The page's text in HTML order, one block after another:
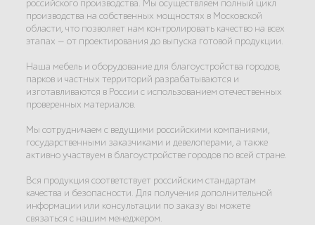
российского производства. Мы осуществляем полный цикл
производства на собственных мощностях в Московской
области, что позволяет нам контролировать качество на всех
этапах — от проектирования до выпуска готовой продукции.
Наша мебель и оборудование для благоустройства городов,
парков и частных территорий разрабатываются и
изготавливаются в России с использованием отечественных
проверенных материалов.
Мы сотрудничаем с ведущими российскими компаниями,
государственными заказчиками и девелоперами, а также
активно участвуем в благоустройстве городов по всей стране.
Вся продукция соответствует российским стандартам
качества и безопасности. Для получения дополнительной
информации или консультации по заказу вы можете
связаться с нашим менеджером.